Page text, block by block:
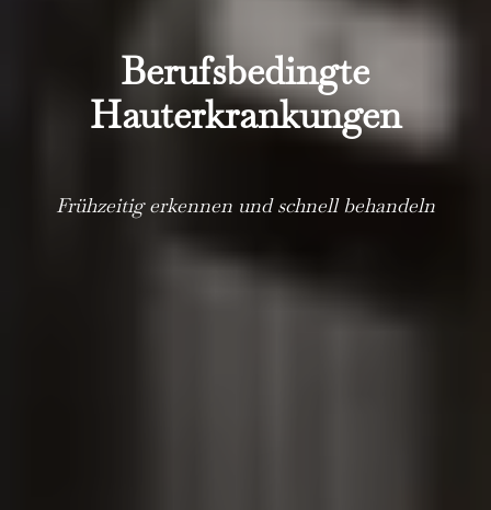
Berufsbedingte
Hauterkrankungen
Frühzeitig erkennen und schnell behandeln